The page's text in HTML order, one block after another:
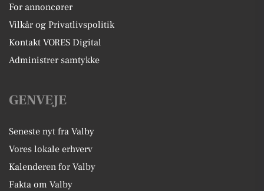
For annoncører
Vilkår og Privatlivspolitik
Kontakt VORES Digital
Administrer samtykke
GENVEJE
Seneste nyt fra Valby
Vores lokale erhverv
Kalenderen for Valby
Fakta om Valby